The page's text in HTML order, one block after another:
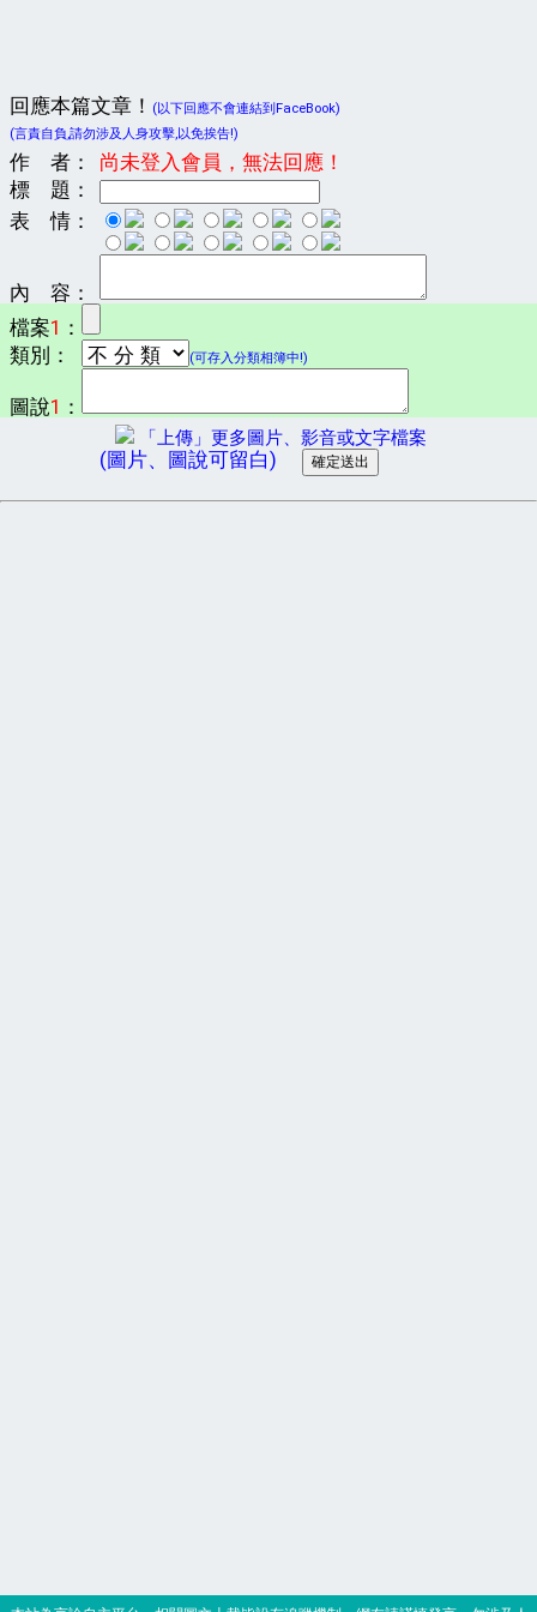
回應本篇文章！
(以下回應不會連結到FaceBook)
(言責自負,請勿涉及人身攻擊,以免挨告!)
作 者：
尚未登入會員，無法回應！
標 題：
表 情：
內 容：
檔案1 ：
類別：
(可存入分類相簿中!)
圖說1 ：
「上傳」更多圖片、影音或文字檔案
(圖片、圖說可留白)